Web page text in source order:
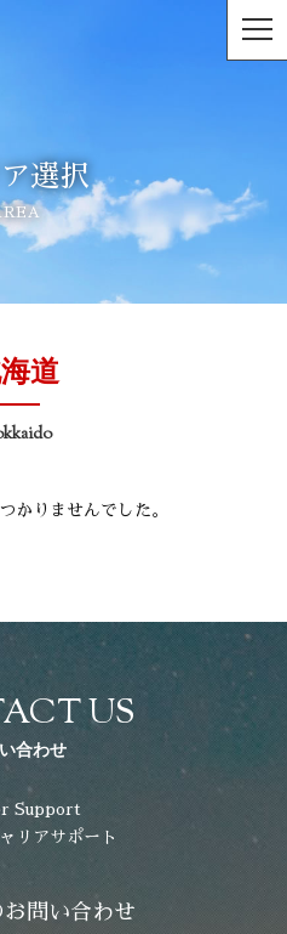
選択
道
かりませんでした。
US
合わせ
Support
リアサポート
問い合わせ